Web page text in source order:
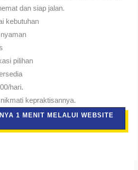
dan siap jalan.
kebutuhan
pilihan
hari.
kepraktisannya.
1 MENIT MELALUI WEBSITE